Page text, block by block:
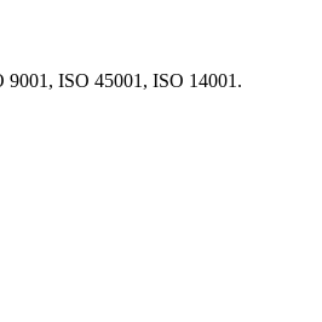
9001, ISO 45001, ISO 14001.